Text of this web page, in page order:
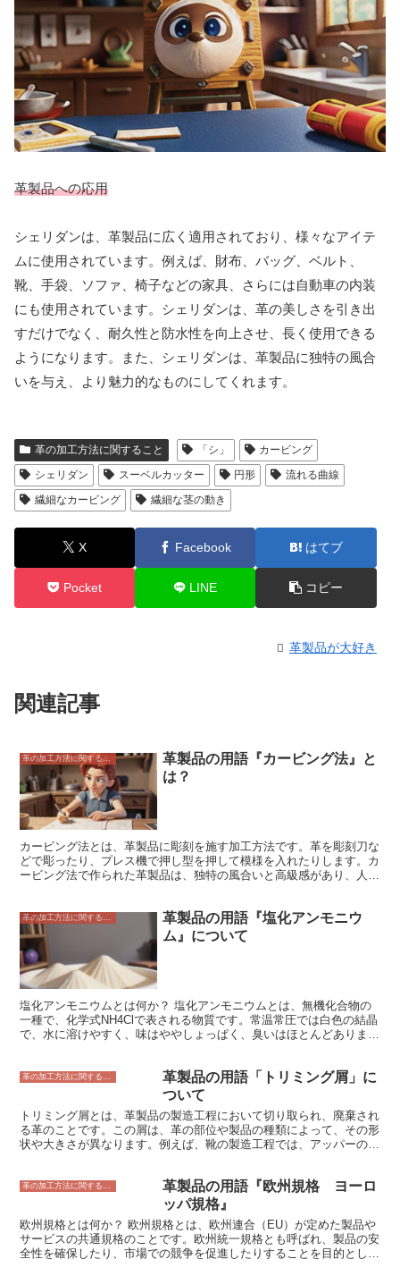
革製品への応用
シェリダンは、革製品に広く適用されており、様々なアイテ
ムに使用されています。例えば、財布、バッグ、ベルト、
靴、手袋、ソファ、椅子などの家具、さらには自動車の内装
にも使用されています。シェリダンは、革の美しさを引き出
すだけでなく、耐久性と防水性を向上させ、長く使用できる
ようになります。また、シェリダンは、革製品に独特の風合
いを与え、より魅力的なものにしてくれます。
革の加工方法に関すること 「シ」
カービング
シェリダン
スーベルカッター 円形
流れる曲線
繊細なカービング
繊細な茎の動き
X Facebook はてブ
Pocket LINE コピー
革製品が大好き
関連記事
革の加工方法に関すること
革製品の用語『カービング法』と
は？
カービング法とは、革製品に彫刻を施す加工方法です。革を彫刻刀な
どで彫ったり、プレス機で押し型を押して模様を入れたりします。カ
ービング法で作られた革製品は、独特の風合いと高級感があり、人気
作られた革製品があったと言われています。ヨーロッパでも、中世に
はカービング法で作られた革製品が盛んに作られました。 カービン
グ法で作られた革製品は、財布、バッグ、靴、ベルトなど、さまざま
なアイテムがあります。また、カービング法で作られた革製品は、フ
ァッションアイテムとしてだけでなく、インテリアとしても人気があ
ります。
革製品の用語『塩化アンモニウ
ム』について
塩化アンモニウムとは何か？ 塩化アンモニウムとは、無機化合物の
一種で、化学式NH4Clで表される物質です。常温常圧では白色の結晶
で、水に溶けやすく、味はややしょっぱく、臭いはほとんどありませ
池、肥料、医薬品、染料、皮なめしなどの様々な用途に使用されてい
革製品の用語「トリミング屑」に
ついて
トリミング屑とは、革製品の製造工程において切り取られ、廃棄され
る革のことです。この屑は、革の部位や製品の種類によって、その形
状や大きさが異なります。例えば、靴の製造工程では、アッパーの部
の革を裁断した際にできる屑や、バッグの底の部分の革を縫い合わせ
た際にできる屑などが発生します。 トリミング屑は、革製品の製造
において不可欠なもので、その量を減らすことは困難です。しかし、
近年では、トリミング屑を有効利用する取り組みが進められていま
す。例えば、トリミング屑を粉砕して革粉にし、塗料や接着剤の原料
として使用したり、トリミング屑をリサイクルして新しい革製品を製
革の加工方法に関すること
革製品の用語『欧州規格 ヨーロ
ッパ規格』
欧州規格とは何か？ 欧州規格とは、欧州連合（EU）が定めた製品や
サービスの共通規格のことです。欧州統一規格とも呼ばれ、製品の安
全性を確保したり、市場での競争を促進したりすることを目的として